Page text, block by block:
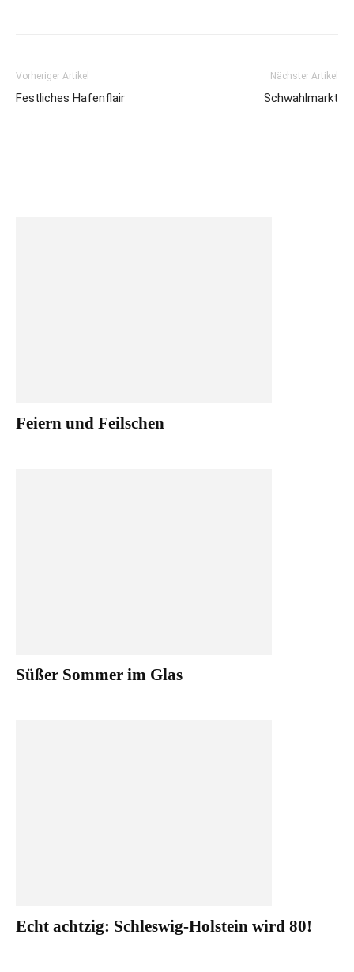
Vorheriger Artikel
Festliches Hafenflair
Nächster Artikel
Schwahlmarkt
Feiern und Feilschen
Süßer Sommer im Glas
Echt achtzig: Schleswig-Holstein wird 80!